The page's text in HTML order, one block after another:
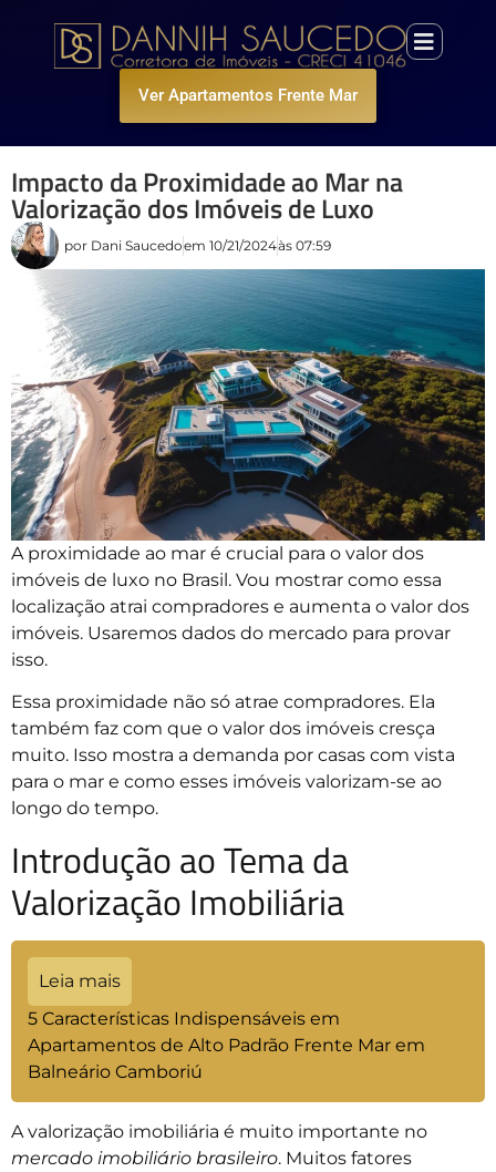
Ver Apartamentos Frente Mar
Impacto da Proximidade ao Mar na
Valorização dos Imóveis de Luxo
por Dani Saucedoem 10/21/2024às 07:59
A proximidade ao mar é crucial para o valor dos
imóveis de luxo no Brasil. Vou mostrar como essa
localização atrai compradores e aumenta o valor dos
imóveis. Usaremos dados do mercado para provar
isso.
Essa proximidade não só atrae compradores. Ela
também faz com que o valor dos imóveis cresça
muito. Isso mostra a demanda por casas com vista
para o mar e como esses imóveis valorizam-se ao
longo do tempo.
Introdução ao Tema da
Valorização Imobiliária
Leia mais
5 Características Indispensáveis em
Apartamentos de Alto Padrão Frente Mar em
Balneário Camboriú
A valorização imobiliária é muito importante no
mercado imobiliário brasileiro. Muitos fatores